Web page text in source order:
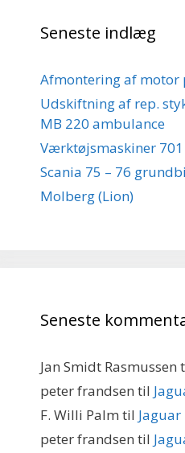
Seneste indlæg
Afmontering af motor
Udskiftning af rep.
MB 220 ambulance
Værktøjsmaskiner 701
Scania 75 – 76
Molberg (Lion)
Seneste
Jan Smidt Rasmussen
peter frandsen til
F. Willi Palm til
peter frandsen til